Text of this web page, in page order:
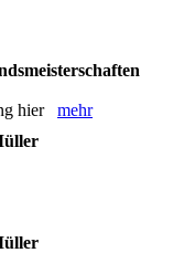
hier mehr